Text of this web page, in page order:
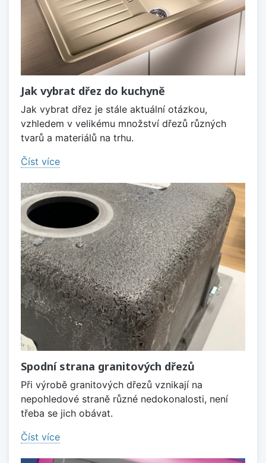
Jak vybrat dřez do kuchyně
Jak vybrat dřez je stále aktuální otázkou,
vzhledem v velikému množství dřezů různých
tvarů a materiálů na trhu.
Číst více
Spodní strana granitových dřezů
Při výrobě granitových dřezů vznikají na
nepohledové straně různé nedokonalosti, není
třeba se jich obávat.
Číst více